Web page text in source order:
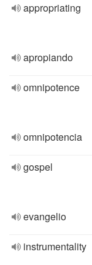
appropriating
apropiando
omnipotence
omnipotencia
gospel
evangelio
instrumentality